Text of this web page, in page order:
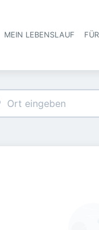
MEIN LEBENSLAUF